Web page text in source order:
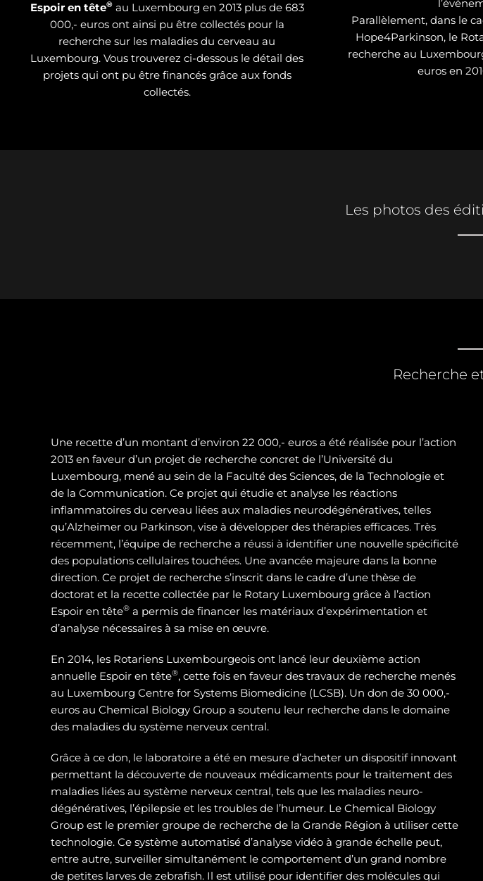
Espoir en tête®au Luxembourg en 2013 plus de 683
000,- euros ont ainsi pu être collectés pour la
recherche sur les maladies du cerveau au
Luxembourg. Vous trouverez ci-dessous le détail des
projets qui ont pu être financés grâce aux fonds
collectés.
Parallèlement, dans le
Hope4Parkinson, le
recherche au
euros en
Les photos des
Recherche
Une recette d’un montant d’environ 22 000,- euros a été réalisée pour l’action
2013 en faveur d’un projet de recherche concret de l’Université du
Luxembourg, mené au sein de la Faculté des Sciences, de la Technologie et
de la Communication. Ce projet qui étudie et analyse les réactions
inflammatoires du cerveau liées aux maladies neurodégénératives, telles
qu’Alzheimer ou Parkinson, vise à développer des thérapies efficaces. Très
récemment, l’équipe de recherche a réussi à identifier une nouvelle spécificité
des populations cellulaires touchées. Une avancée majeure dans la bonne
direction. Ce projet de recherche s’inscrit dans le cadre d’une thèse de
doctorat et la recette collectée par le Rotary Luxembourg grâce à l’action
Espoir en tête® a permis de financer les matériaux d’expérimentation et
d’analyse nécessaires à sa mise en œuvre.
En 2014, les Rotariens Luxembourgeois ont lancé leur deuxième action
annuelle Espoir en tête®, cette fois en faveur des travaux de recherche menés
au Luxembourg Centre for Systems Biomedicine (LCSB). Un don de 30 000,-
euros au Chemical Biology Group a soutenu leur recherche dans le domaine
des maladies du système nerveux central.
Grâce à ce don, le laboratoire a été en mesure d’acheter un dispositif innovant
permettant la découverte de nouveaux médicaments pour le traitement des
maladies liées au système nerveux central, tels que les maladies neuro-
dégénératives, l’épilepsie et les troubles de l’humeur. Le Chemical Biology
Group est le premier groupe de recherche de la Grande Région à utiliser cette
technologie. Ce système automatisé d’analyse vidéo à grande échelle peut,
entre autre, surveiller simultanément le comportement d’un grand nombre
de petites larves de zebrafish. Il est utilisé pour identifier des molécules qui